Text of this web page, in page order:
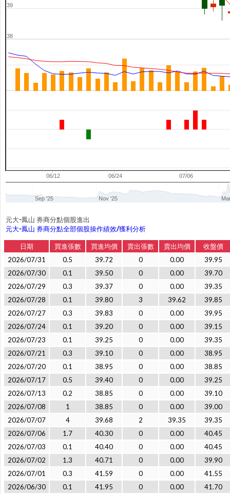
06/12 06/24 07/06
38
39
Sep '25 Nov '25
元大-鳳山 券商分點個股進出
元大-鳳山 券商分點全部個股操作績效/獲利分析
日期 買進張數 買進均價 賣出張數 賣出均價
收盤價
2026/07/31
0.5 39.72 0 0.00
39.95
2026/07/30
0.1 39.50 0 0.00
39.70
2026/07/29
0.3 39.37 0 0.00
39.35
2026/07/28
0.1 39.80 3 39.62
39.85
2026/07/27
0.3 39.83 0 0.00
39.95
2026/07/24
0.1 39.20 0 0.00
39.15
2026/07/23
0.1 39.25 0 0.00
39.35
2026/07/21
0.3 39.10 0 0.00
38.95
2026/07/20
0.1 38.95 0 0.00
38.85
2026/07/17
0.5 39.40 0 0.00
39.25
2026/07/13
0.2 38.85 0 0.00
39.10
2026/07/08
1 38.85 0 0.00
39.00
2026/07/07
4 39.68 2 39.35
39.35
2026/07/06
1.7 40.30 0 0.00
40.45
2026/07/03
0.1 40.40 0 0.00
40.45
2026/07/02
1.3 40.71 0 0.00
39.90
2026/07/01
0.3 41.59 0 0.00
41.55
2026/06/30
0.1 41.95 0 0.00
41.70